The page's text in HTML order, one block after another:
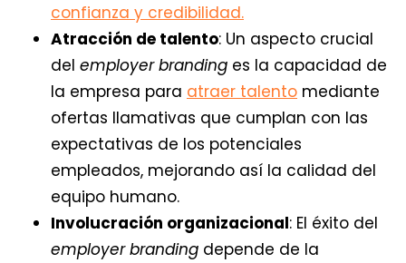
confianza y credibilidad.
Atracción de talento: Un aspecto crucial
del employer branding es la capacidad de
la empresa para atraer talento mediante
ofertas llamativas que cumplan con las
expectativas de los potenciales
empleados, mejorando así la calidad del
equipo humano.
Involucración organizacional: El éxito del
employer branding depende de la